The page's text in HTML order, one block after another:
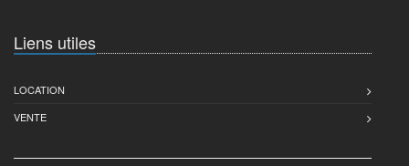
Liens utiles
LOCATION
VENTE